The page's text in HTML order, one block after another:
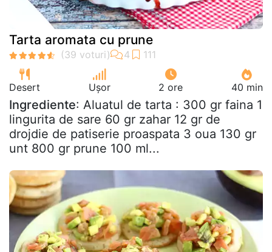
Tarta aromata cu prune
Desert Ușor 2 ore 40 min
Ingrediente: Aluatul de tarta : 300 gr faina 1
lingurita de sare 60 gr zahar 12 gr de
drojdie de patiserie proaspata 3 oua 130 gr
unt 800 gr prune 100 ml...